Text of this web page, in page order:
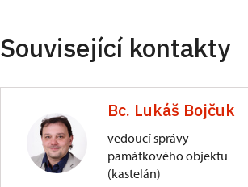
Související kontakty
Bc. Lukáš Bojčuk
vedoucí správy
památkového objektu
(kastelán)